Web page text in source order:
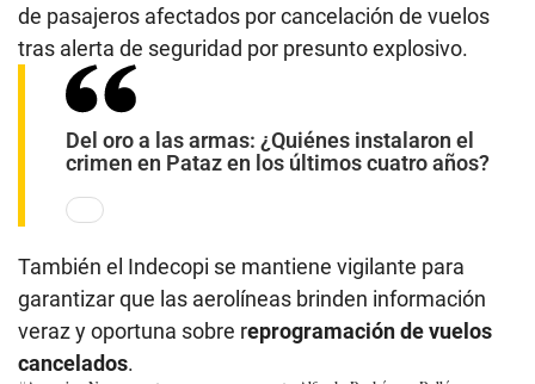
de pasajeros afectados por cancelación de vuelos
tras alerta de seguridad por presunto explosivo.
Del oro a las armas: ¿Quiénes instalaron el
crimen en Pataz en los últimos cuatro años?
También el Indecopi se mantiene vigilante para
garantizar que las aerolíneas brinden información
veraz y oportuna sobre reprogramación de vuelos
cancelados.